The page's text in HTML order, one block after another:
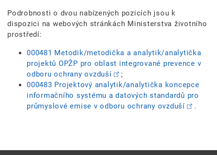
Podrobnosti o dvou nabízených pozicích jsou k
dispozici na webových stránkách Ministerstva životního
prostředí:
000481 Metodik/metodička a analytik/analytička
projektů OPŽP pro oblast integrované prevence v
odboru ochrany ovzduší
;
000483 Projektový analytik/analytička koncepce
informačního systému a datových standardů pro
průmyslové emise v odboru ochrany ovzduší
.